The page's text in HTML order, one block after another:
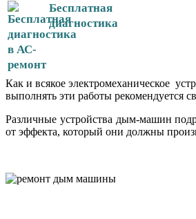
Бесплатная
диагностика
Как и всякое электромеханическое
выполнять эти работы рекомендуется
Различные устройства дым-машин
от эффекта, который они должны